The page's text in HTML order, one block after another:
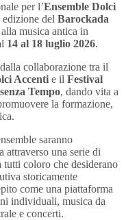
per l’Ensemble Dolci
del Barockada
musica antica in
14 al 18 luglio 2026.
collaborazione tra il
Accenti e il Festival
Tempo, dando vita a
la formazione,
saranno
attraverso una serie di
tutti coloro che desiderano
storicamente
come una piattaforma
individuali, musica da
e concerti.